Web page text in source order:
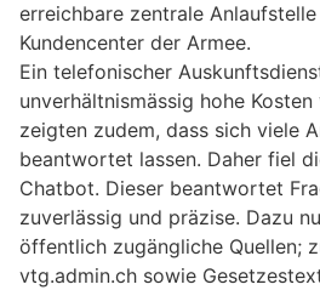
erreichbare zentrale
Kundencenter der Armee.
Ein telefonischer
unverhältnismässig hohe
zeigten zudem, dass sich viele
beantwortet lassen. Daher fiel
Chatbot. Dieser beantwortet
zuverlässig und präzise. Dazu
öffentlich zugängliche Quellen;
vtg.admin.ch sowie